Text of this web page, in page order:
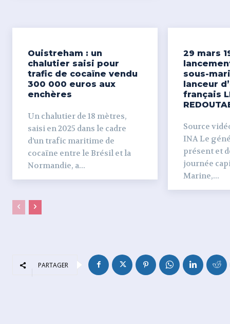
Ouistreham : un
chalutier saisi pour
trafic de cocaïne vendu
300 000 euros aux
enchères
Un chalutier de 18 mètres,
saisi en 2025 dans le cadre
d’un trafic maritime de
cocaïne entre le Brésil et la
Normandie, a...
29 mars
sous-
lanceur
français
Source
INA Le
présent et
journée
Marine,...
PARTAGER